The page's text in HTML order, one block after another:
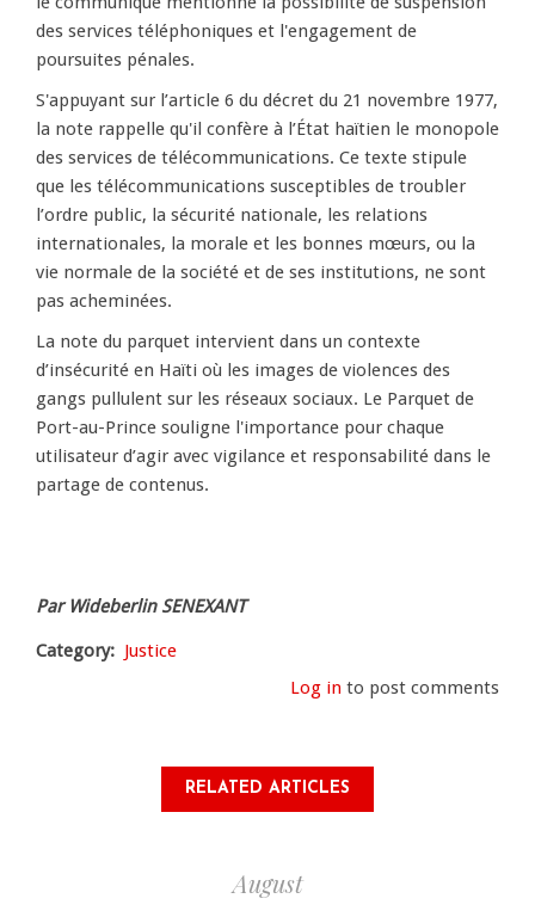
des services téléphoniques et l'engagement de
poursuites pénales.
S'appuyant sur l’article 6 du décret du 21 novembre 1977,
la note rappelle qu'il confère à l’État haïtien le monopole
des services de télécommunications. Ce texte stipule
que les télécommunications susceptibles de troubler
l’ordre public, la sécurité nationale, les relations
internationales, la morale et les bonnes mœurs, ou la
vie normale de la société et de ses institutions, ne sont
pas acheminées.
La note du parquet intervient dans un contexte
d’insécurité en Haïti où les images de violences des
gangs pullulent sur les réseaux sociaux. Le Parquet de
Port-au-Prince souligne l'importance pour chaque
utilisateur d’agir avec vigilance et responsabilité dans le
partage de contenus.
Par Wideberlin SENEXANT
Category
Justice
Log in to post comments
RELATED ARTICLES
August